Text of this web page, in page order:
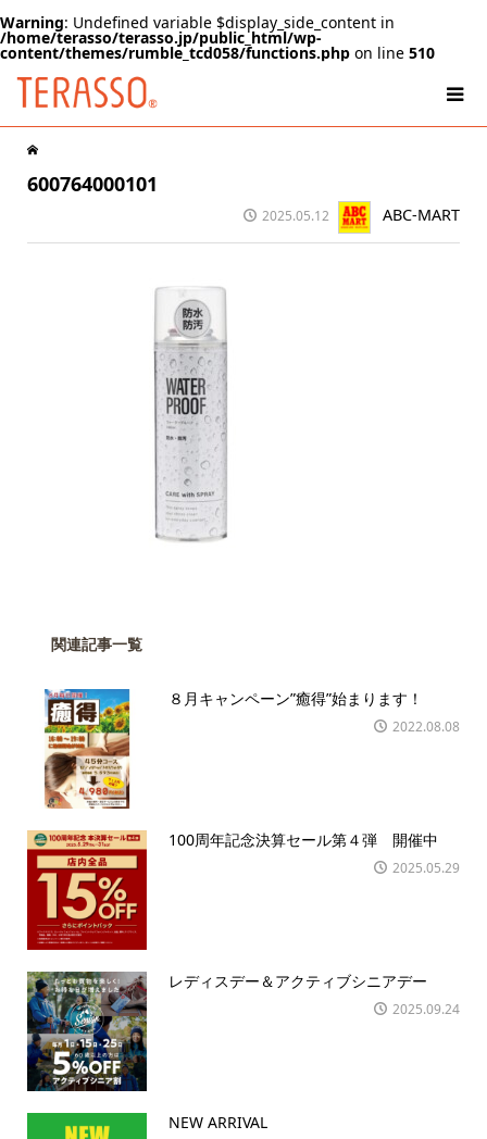
Warning: Undefined variable $display_side_content in
/home/terasso/terasso.jp/public_html/wp-
content/themes/rumble_tcd058/functions.php on line 510
600764000101
2025.05.12 ABC-MART
関連記事一覧
８月キャンペーン”癒得”始まります！
2022.08.08
100周年記念決算セール第４弾 開催中
2025.05.29
レディスデー＆アクティブシニアデー
2025.09.24
NEW ARRIVAL